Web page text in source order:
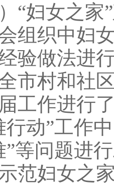
）“妇女之
组织中妇
验做法进
市村和社
工作进行
行动”工作
”等问题进
范妇女之